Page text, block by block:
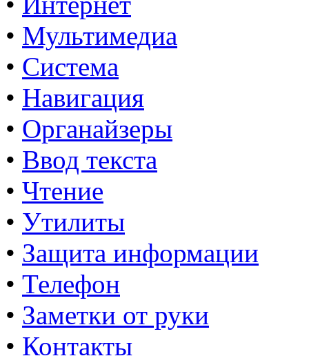
• Мультимедиа
• Система
• Навигация
• Органайзеры
• Ввод текста
• Чтение
• Утилиты
• Защита информации
• Телефон
• Заметки от руки
• Контакты